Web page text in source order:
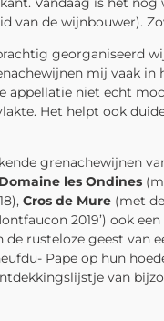
van de wijnbouwer).
georganiseerd
mij vaak
niet echt
Het helpt ook
grenachewijnen
Domaine les Ondines
Cros de Mure (met
2019’) ook
de rusteloze geest
Pape op hun
van